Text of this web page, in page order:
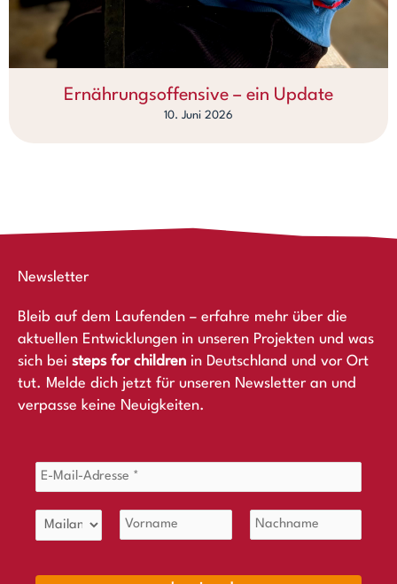
Ernährungsoffensive – ein Update
10. Juni 2026
Newsletter
Bleib auf dem Laufenden – erfahre mehr über die
aktuellen Entwicklungen in unseren Projekten und was
sich bei steps for children in Deutschland und vor Ort
tut. Melde dich jetzt für unseren Newsletter an und
verpasse keine Neuigkeiten.